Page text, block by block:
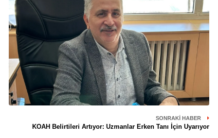
SONRAKI HABER
KOAH Belirtileri Artıyor: Uzmanlar Erken Tanı İçin Uyarıyor